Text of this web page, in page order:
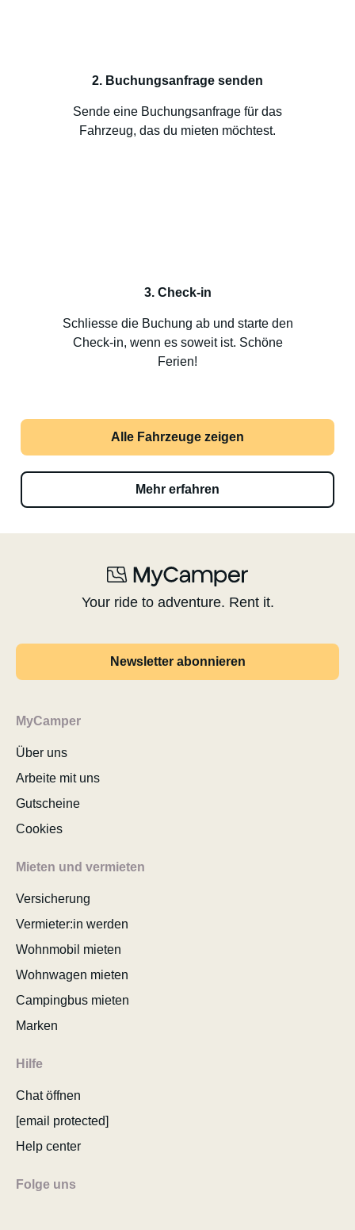
2. Buchungsanfrage senden
Sende eine Buchungsanfrage für das
Fahrzeug, das du mieten möchtest.
3. Check-in
Schliesse die Buchung ab und starte den
Check-in, wenn es soweit ist. Schöne
Ferien!
Alle Fahrzeuge zeigen
Mehr erfahren
Your ride to adventure. Rent it.
Newsletter abonnieren
MyCamper
Über uns
Arbeite mit uns
Gutscheine
Cookies
Mieten und vermieten
Versicherung
Vermieter:in werden
Wohnmobil mieten
Wohnwagen mieten
Campingbus mieten
Marken
Hilfe
Chat öffnen
[email protected]
Help center
Folge uns